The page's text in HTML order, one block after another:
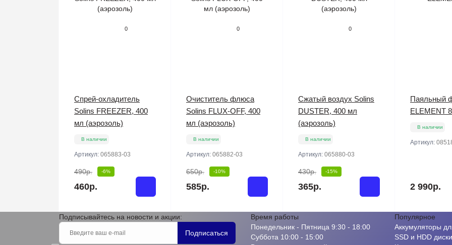
0
Спрей-охладитель
Solins FREEZER, 400
мл (аэрозоль)
В наличии
Артикул: 065883-03
490р. -6%
460р.
0
Очиститель флюса
Solins FLUX-OFF, 400
мл (аэрозоль)
В наличии
Артикул: 065882-03
650р. -10%
585р.
0
Сжатый воздух Solins
DUSTER, 400 мл
(аэрозоль)
В наличии
Артикул: 065880-03
430р. -15%
365р.
Паяльный
ELEMENT
В наличии
Артикул:
2 990р.
Подписывайтесь на новости и акции:
Подписаться
Время работы
Понедельник - Пятница 9:30 - 18:00
Суббота 10:00 - 15:00
Популярное
Аккумуляторы
SSD и HDD диски